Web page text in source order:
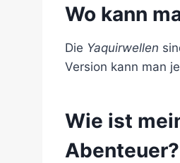
Wo kann
Die Yaquirwellen
Version kann man
Wie ist
Abenteuer?